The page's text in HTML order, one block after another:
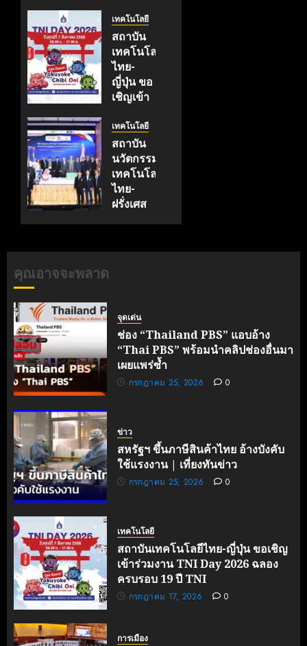
เทคโนโลยี
สถาบัน
เทคโนโลยี
ไทย-
ญี่ปุ่น ขอ
เชิญเข้า
TNI
Day
2026
ฉลอง
ครบรอบ
19 ปี
เทคโนโลยี
สถาบัน
นวัตกรรม
เทคโนโลยี
ไทย-
ฝรั่งเศส
36 ปีแห่ง
ฝรั่งเศส
เดินหน้า
ขับ
เคลื่อน
นวัตกรรม
สู่อนาคต
มิถุนายน
27, 2026
0
คุณอาจจะพลาด
จุดเด่น
ช่อง “Thailand PBS” แอบอ้าง
“Thai PBS” พร้อมนำคลิปช่องอื่นมา
เผยแพร่ซ้ำ
กรกฎาคม 25, 2026 0
ข่าว
สหรัฐฯ ขึ้นภาษีสินค้าไทย อ้างบังคับ
ใช้แรงงาน | เที่ยงทันข่าว
กรกฎาคม 25, 2026 0
เทคโนโลยี
สถาบันเทคโนโลยีไทย-ญี่ปุ่น ขอเชิญ
เข้าร่วมงาน TNI Day 2026 ฉลอง
ครบรอบ 19 ปี TNI
กรกฎาคม 17, 2026 0
การเมือง